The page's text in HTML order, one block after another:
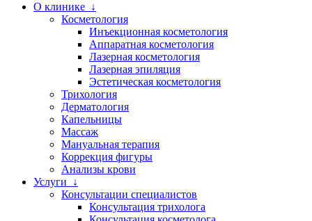
О клинике ↓
Косметология
Инъекционная косметология
Аппаратная косметология
Лазерная косметология
Лазерная эпиляция
Эстетическая косметология
Трихология
Дерматология
Капельницы
Массаж
Мануальная терапия
Коррекция фигуры
Анализы крови
Услуги ↓
Консультации специалистов
Консультация трихолога